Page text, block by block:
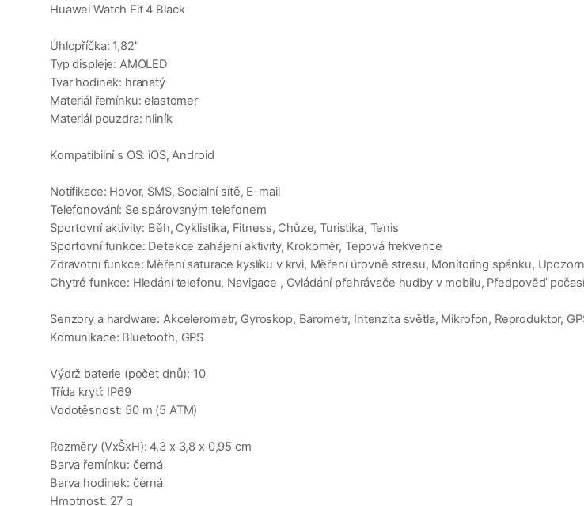
Huawei Watch Fit 4 Black
Úhlopříčka: 1,82"
Typ displeje: AMOLED
Tvar hodinek: hranatý
Materiál řemínku: elastomer
Materiál pouzdra: hliník
Kompatibilní s OS: iOS, Android
Notifikace: Hovor, SMS, Socialní sítě, E-mail
Telefonování: Se spárovaným telefonem
Sportovní aktivity: Běh, Cyklistika, Fitness, Chůze, Turistika, Tenis
Sportovní funkce: Detekce zahájení aktivity, Krokoměr, Tepová frekvence
Zdravotní funkce: Měření saturace kyslíku v krvi, Měření úrovně stresu, Monitoring spánku,
Chytré funkce: Hledání telefonu, Navigace , Ovládání přehrávače hudby v mobilu, Předpověď
Senzory a hardware: Akcelerometr, Gyroskop, Barometr, Intenzita světla, Mikrofon, Reproduktor,
Komunikace: Bluetooth, GPS
Výdrž baterie (počet dnů): 10
Třída krytí: IP69
Vodotěsnost: 50 m (5 ATM)
Rozměry (VxŠxH): 4,3 x 3,8 x 0,95 cm
Barva řemínku: černá
Barva hodinek: černá
Hmotnost: 27 g